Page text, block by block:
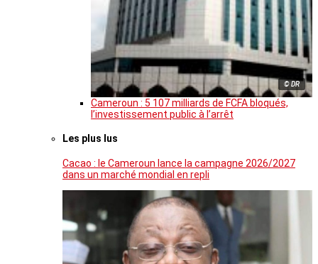
© DR
Cameroun : 5 107 milliards de FCFA bloqués,
l’investissement public à l’arrêt
Les plus lus
Cacao : le Cameroun lance la campagne 2026/2027
dans un marché mondial en repli